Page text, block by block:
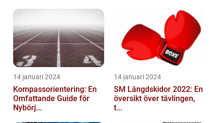
14 januari 2024
Kompassorientering: En
Omfattande Guide för
Nybörj...
14 januari 2024
SM Längdskidor 2022: En
översikt över tävlingen,
t...